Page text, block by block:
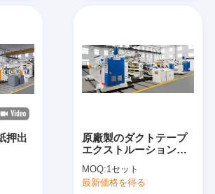
押出
原廠製のダクトテープ
エクストルーションラ
MOQ:1セット
最新価格を得る